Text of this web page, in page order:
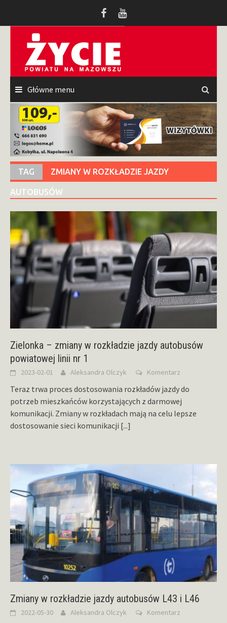
Główne menu
TAG ZMIANY W ROZKŁADZIE JAZDY
AUTOBUSÓW
Zielonka – zmiany w rozkładzie jazdy autobusów
powiatowej linii nr 1
2023-02-01 Aleksandra Olczyk Komentarz
Teraz trwa proces dostosowania rozkładów jazdy do
potrzeb mieszkańców korzystających z darmowej
komunikacji. Zmiany w rozkładach mają na celu lepsze
dostosowanie sieci komunikacji [...]
Zmiany w rozkładzie jazdy autobusów L43 i L46
2022-05-30 Aleksandra Olczyk Komentarz